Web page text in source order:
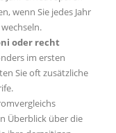
wenn Sie jedes Jahr
oder recht
im ersten
Sie oft zusätzliche
Überblick über die